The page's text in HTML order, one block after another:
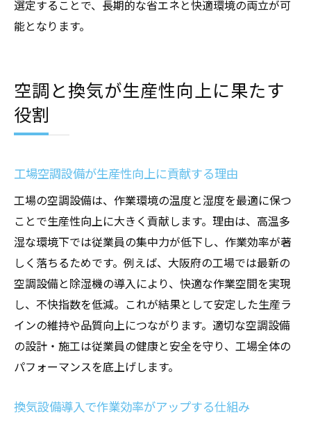
選定することで、長期的な省エネと快適環境の両立が可
能となります。
空調と換気が生産性向上に果たす
役割
工場空調設備が生産性向上に貢献する理由
工場の空調設備は、作業環境の温度と湿度を最適に保つ
ことで生産性向上に大きく貢献します。理由は、高温多
湿な環境下では従業員の集中力が低下し、作業効率が著
しく落ちるためです。例えば、大阪府の工場では最新の
空調設備と除湿機の導入により、快適な作業空間を実現
し、不快指数を低減。これが結果として安定した生産ラ
インの維持や品質向上につながります。適切な空調設備
の設計・施工は従業員の健康と安全を守り、工場全体の
パフォーマンスを底上げします。
換気設備導入で作業効率がアップする仕組み